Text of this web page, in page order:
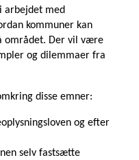
arbejdet med
kommuner kan
området. Der vil være
og dilemmaer fra
disse emner:
og efter
selv fastsætte